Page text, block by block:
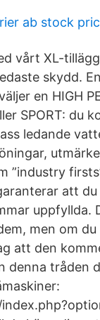
ab stock
vårt XL-
skydd.
en HIGH
SPORT: du
ledande
”industry
att
uppfyllda.
men om
att den
denna tråden